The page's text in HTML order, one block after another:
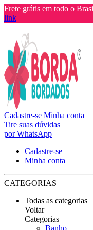
Frete grátis em todo o
link
Cadastre-se Minha conta
Tire suas dúvidas
por WhatsApp
Cadastre-se
Minha conta
CATEGORIAS
Todas as categorias
Voltar
Categorias
Banho